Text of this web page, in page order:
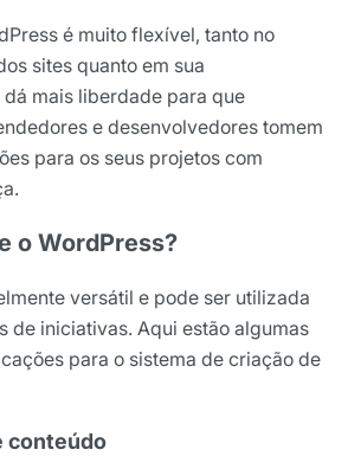
é muito flexível, tanto no
sites quanto em sua
dá mais liberdade para que
e desenvolvedores tomem
para os seus projetos com
o WordPress?
versátil e pode ser utilizada
de iniciativas. Aqui estão algumas
para o sistema de criação de
conteúdo